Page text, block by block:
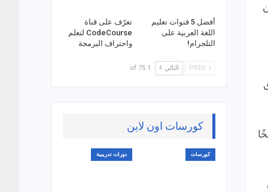
أفضل 5 قنوات تعليم
اللغة العربية على
التلجرام!
تعرّف على قناة
CodeCourse لتعلم
واحتراف البرمجة
التالي 1 of 75
كورسات اون لاين
كورسات دورات تدريبية